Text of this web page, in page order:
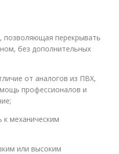
перекрывать
без дополнительных
от аналогов из ПВХ,
профессионалов и
к механическим
или высоким